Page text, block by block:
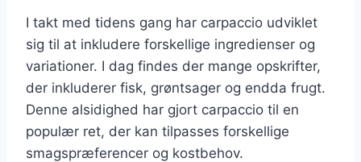
I takt med tidens gang har carpaccio udviklet
sig til at inkludere forskellige ingredienser og
variationer. I dag findes der mange opskrifter,
der inkluderer fisk, grøntsager og endda frugt.
Denne alsidighed har gjort carpaccio til en
populær ret, der kan tilpasses forskellige
smagspræferencer og kostbehov.